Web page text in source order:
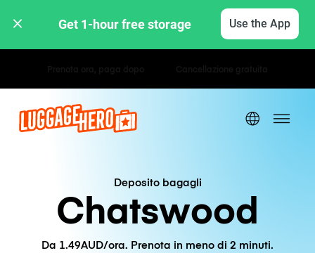
Get 1-hour free storage Use the App
Deposito bagagli
Chatswood
Da 1.49AUD/ora. Prenota in meno di 2 minuti.